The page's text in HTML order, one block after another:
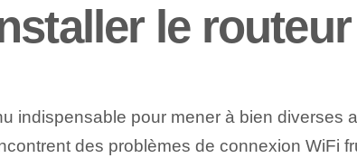
le routeur
indispensable pour mener à bien diverses
des problèmes de connexion WiFi